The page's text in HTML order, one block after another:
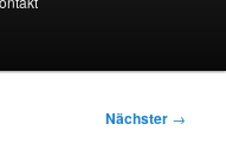
Nächster →